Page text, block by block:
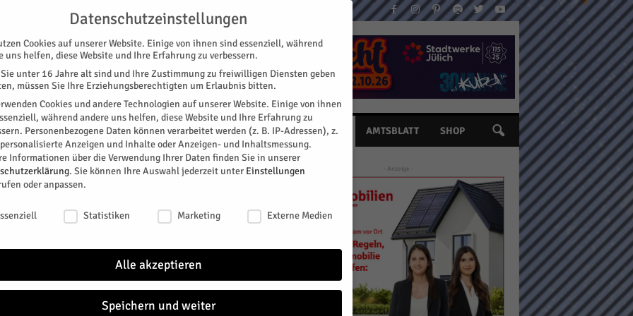
KONTAKT DATENSCHUTZ
SPEZIAL E-PAPER KINO GALERIE TERMINE AMTSBLATT SHOP
- Anzeige -
Datenschutzeinstellungen
Cookies auf unserer Website. Einige von ihnen sind essenziell, während
uns helfen, diese Website und Ihre Erfahrung zu verbessern.
unter 16 Jahre alt sind und Ihre Zustimmung zu freiwilligen Diensten geben
müssen Sie Ihre Erziehungsberechtigten um Erlaubnis bitten.
Cookies und andere Technologien auf unserer Website. Einige von ihnen
während andere uns helfen, diese Website und Ihre Erfahrung zu
Personenbezogene Daten können verarbeitet werden (z. B. IP-Adressen), z.
Anzeigen und Inhalte oder Anzeigen- und Inhaltsmessung.
Informationen über die Verwendung Ihrer Daten finden Sie in unserer
. Sie können Ihre Auswahl jederzeit unter Einstellungen
oder anpassen.
Statistiken Marketing Externe Medien
Alle akzeptieren
Speichern und weiter